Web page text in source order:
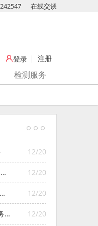
在线交谈
登录 注册
检测服务
12/20
12/20
12/20
12/20